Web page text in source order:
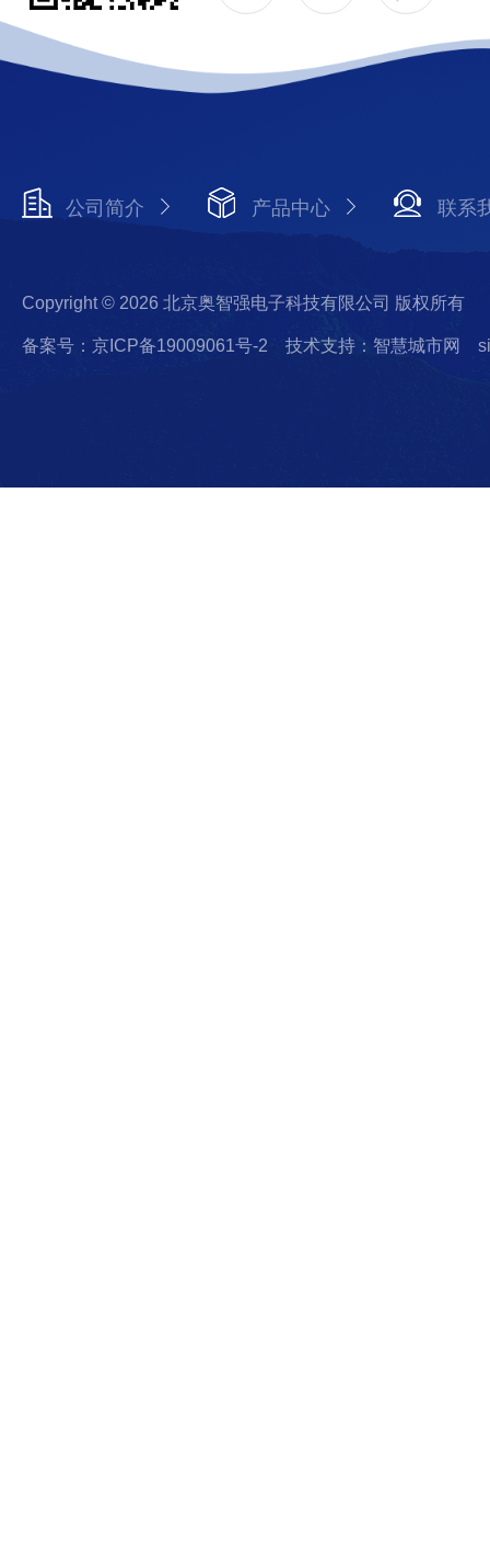
公司简介 产品中心 联系
Copyright © 2026 北京奥智强电子科技有限公司 版权所有
备案号：京ICP备19009061号-2 技术支持：智慧城市网